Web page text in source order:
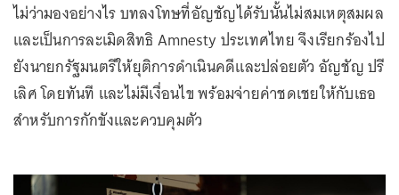
ไม่ว่ามองอย่างไร บทลงโทษที่อัญชัญได้รับนั้นไม่สมเหตุสมผล
และเป็นการละเมิดสิทธิ Amnesty ประเทศไทย จึงเรียกร้องไป
ยังนายกรัฐมนตรีให้ยุติการดำเนินคดีและปล่อยตัว อัญชัญ ปรี
เลิศ โดยทันที และไม่มีเงื่อนไข พร้อมจ่ายค่าชดเชยให้กับเธอ
สำหรับการกักขังและควบคุมตัว